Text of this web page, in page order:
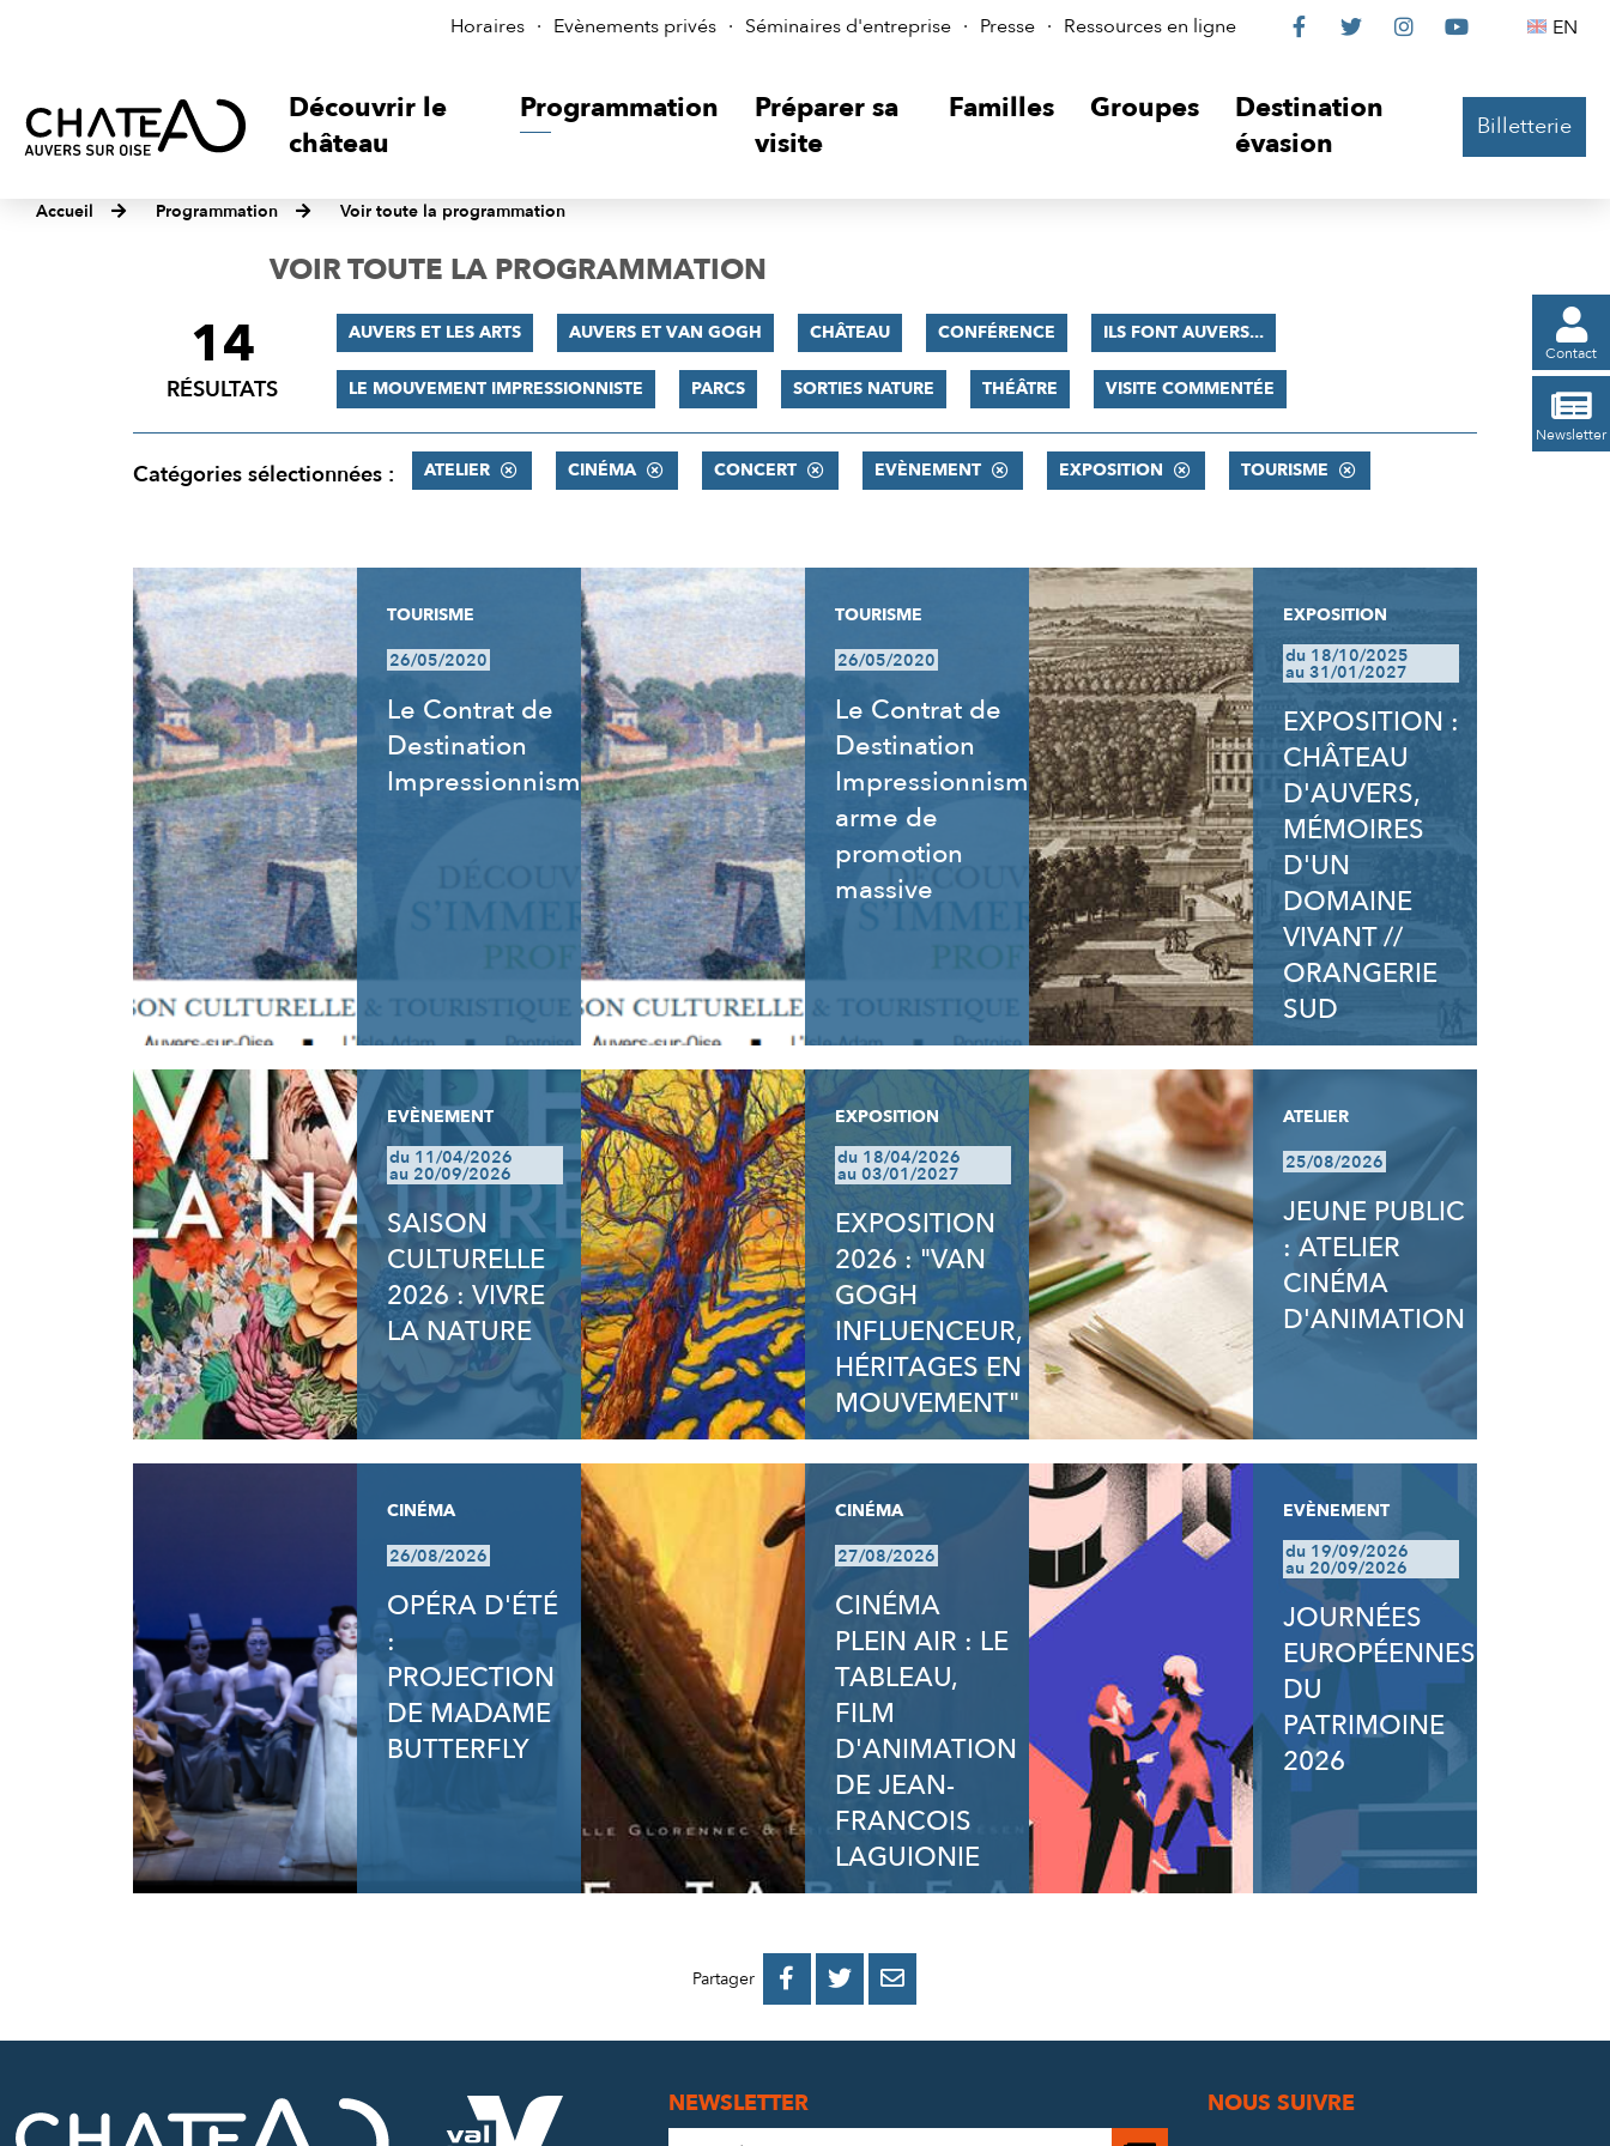
Horaires Evènements privés Séminaires d'entreprise Presse Ressources en ligne
Le
sur

Le

Le

Le
 EN
Découvrir le
château
Programmation
Préparer sa
visite
Familles Groupes
Destination
évasion
Billetterie
Accueil Programmation Voir toute la programmation

Contact

Newsletter
VOIR TOUTE LA PROGRAMMATION
FILTRER
RÉSULTATS
14
RÉSULTATS
AUVERS ET LES ARTS AUVERS ET VAN GOGH CHÂTEAU CONFÉRENCE ILS FONT AUVERS...
LE MOUVEMENT IMPRESSIONNISTE PARCS SORTIES NATURE THÉÂTRE VISITE COMMENTÉE
Catégories sélectionnées : ATELIER CINÉMA CONCERT EVÈNEMENT EXPOSITION TOURISME
RÉSULTATS
TOURISME
26/05/2020
Le Contrat de
Destination
Impressionnisme
TOURISME
26/05/2020
Le Contrat de
Destination
Impressionnisme,
arme de
promotion
massive
EXPOSITION
du 18/10/2025
au 31/01/2027
EXPOSITION :
CHÂTEAU
D'AUVERS,
MÉMOIRES
D'UN
DOMAINE
VIVANT //
ORANGERIE
SUD
EVÈNEMENT
du 11/04/2026
au 20/09/2026
SAISON
CULTURELLE
2026 : VIVRE
LA NATURE
EXPOSITION
du 18/04/2026
au 03/01/2027
EXPOSITION
2026 : "VAN
GOGH
INFLUENCEUR,
HÉRITAGES EN
MOUVEMENT"
ATELIER
25/08/2026
JEUNE PUBLIC
: ATELIER
CINÉMA
D'ANIMATION
CINÉMA
26/08/2026
OPÉRA D'ÉTÉ
:
PROJECTION
DE MADAME
BUTTERFLY
CINÉMA
27/08/2026
CINÉMA
PLEIN AIR : LE
TABLEAU,
FILM
D'ANIMATION
DE JEAN-
FRANCOIS
LAGUIONIE
EVÈNEMENT
du 19/09/2026
au 20/09/2026
JOURNÉES
EUROPÉENNES
DU
PATRIMOINE
2026
Partager 
PARTAGER
PARTAGER
PARTAGER
NEWSLETTER
NOUS SUIVRE